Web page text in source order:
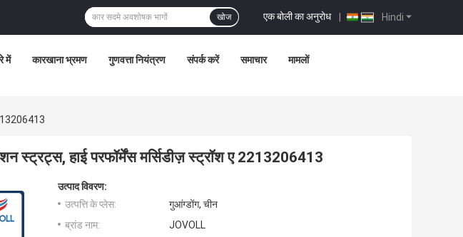
Hindi
एक बोली का अनुरोध |
खोज
में कारखाना भ्रमण गुणवत्ता नियंत्रण संपर्क करें समाचार मामलों
स्ट्रट्स, हाई परफॉर्मेंस मर्सिडीज़ स्ट्रॉश ए 2213206413
उत्पाद विवरण:
उत्पत्ति के प्लेस:
गुआंग्डोंग, चीन
ब्रांड नाम:
JOVOLL